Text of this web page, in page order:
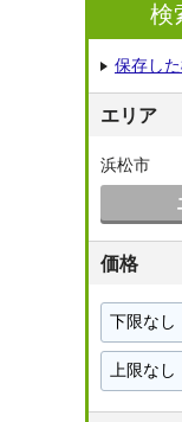
検
保存し
エリア
浜松市
価格
上
限